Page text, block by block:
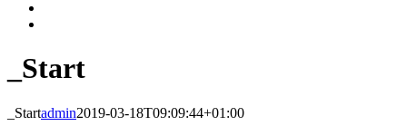
_Start
_Startadmin2019-03-18T09:09:44+01:00